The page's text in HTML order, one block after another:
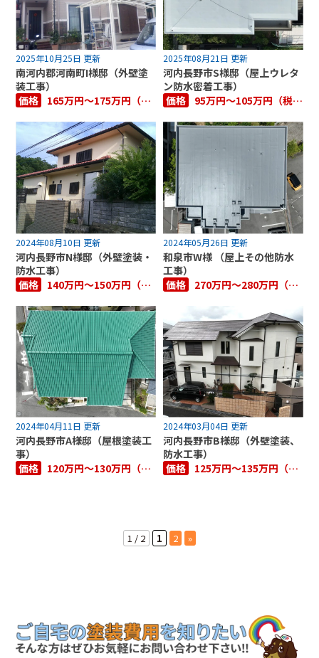
2025年10月25日 更新
南河内郡河南町I様邸（外壁塗
装工事）
価格
165万円～175万円（税抜き）
2025年08月21日 更新
河内長野市S様邸（屋上ウレタ
ン防水密着工事）
価格
95万円～105万円（税抜き）
2024年08月10日 更新
河内長野市N様邸（外壁塗装・
防水工事）
価格
140万円～150万円（税抜き）
2024年05月26日 更新
和泉市W様 （屋上その他防水
工事）
価格
270万円～280万円（税抜き）
2024年04月11日 更新
河内長野市A様邸（屋根塗装工
事）
価格
120万円～130万円（税抜き）
2024年03月04日 更新
河内長野市B様邸（外壁塗装、
防水工事）
価格
125万円～135万円（税抜き）
1 / 2 1 2 »